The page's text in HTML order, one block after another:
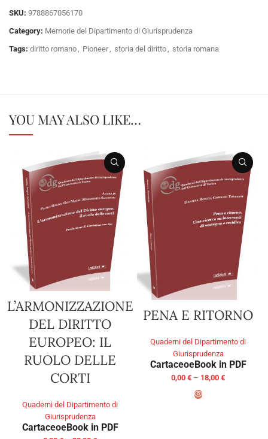
SKU: 9788867056170
Category: Memorie del Dipartimento di Giurisprudenza
Tags: diritto romano Pioneer storia del diritto storia romana
YOU MAY ALSO LIKE…
L’ARMONIZZAZIONE
DEL DIRITTO
EUROPEO: IL
RUOLO DELLE
CORTI
Quaderni del Dipartimento di
Giurisprudenza
CartaceoeBook in PDF
PENA E RITORNO
Quaderni del Dipartimento di
Giurisprudenza
CartaceoeBook in PDF
0,00 € – 18,00 €